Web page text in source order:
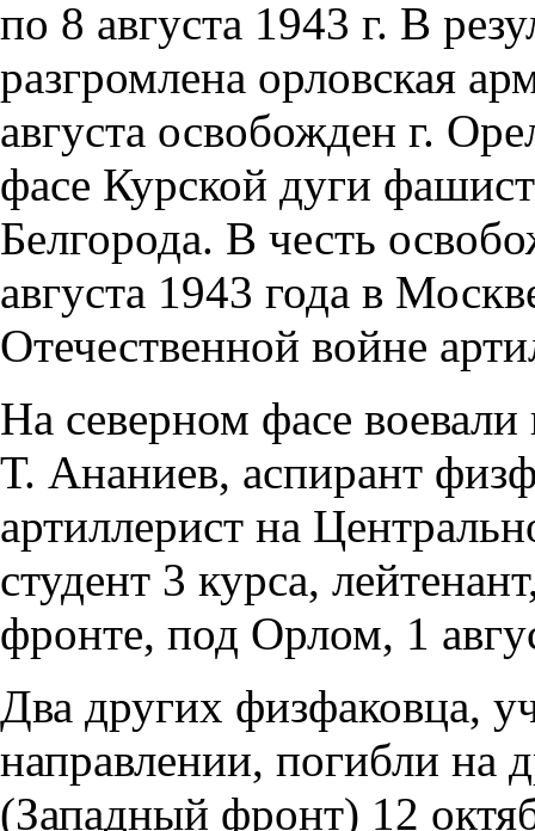
по 8 августа 1943 г. В
разгромлена орловская
августа освобожден г.
фасе Курской дуги
Белгорода. В честь
августа 1943 года в
Отечественной войне
На северном фасе
Т. Ананиев, аспирант
артиллерист на
студент 3 курса,
фронте, под Орлом, 1
Два других физфаковца,
направлении, погибли на
(Западный фронт) 12